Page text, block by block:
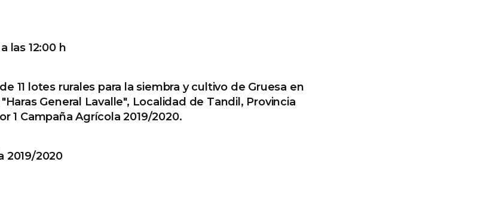
las 12:00 h
11 lotes rurales para la siembra y cultivo de Gruesa en
General Lavalle", Localidad de Tandil, Provincia
1 Campaña Agrícola 2019/2020.
2019/2020